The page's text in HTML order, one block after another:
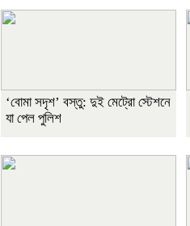
‘বোমা সদৃশ’ বস্তু: দুই মেট্রো স্টেশনে
যা পেল পুলিশ